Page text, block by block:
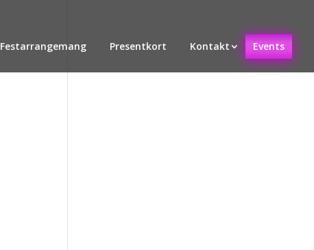
Festarrangemang Presentkort Kontakt Events